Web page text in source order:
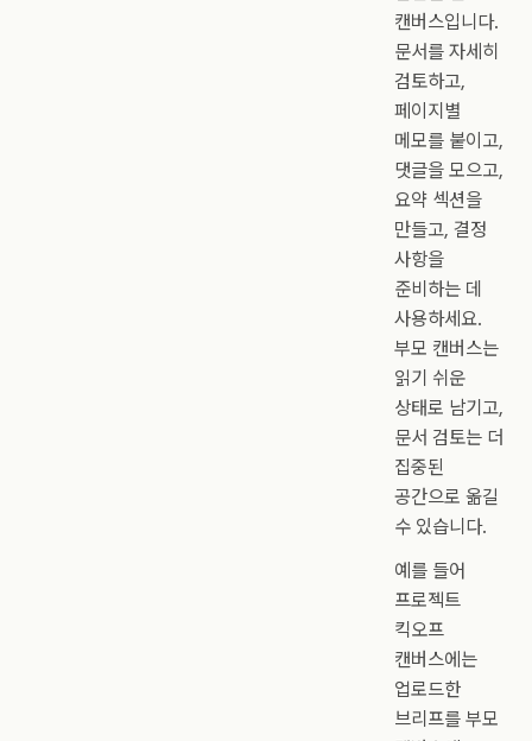
캔버스입니다.
문서를 자세히
검토하고,
페이지별
메모를 붙이고,
댓글을 모으고,
요약 섹션을
만들고, 결정
사항을
준비하는 데
사용하세요.
부모 캔버스는
읽기 쉬운
상태로 남기고,
문서 검토는 더
집중된
공간으로 옮길
수 있습니다.
예를 들어
프로젝트
킥오프
캔버스에는
업로드한
브리프를 부모